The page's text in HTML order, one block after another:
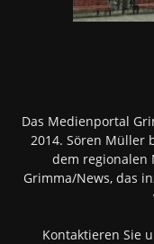
Das Medienportal
2014. Sören Müller
dem regionalen
Grimma/News, das
Kontaktieren Sie